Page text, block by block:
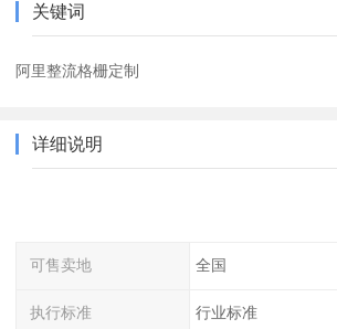
关键词
阿里整流格栅定制
详细说明
可售卖地 全国
执行标准 行业标准